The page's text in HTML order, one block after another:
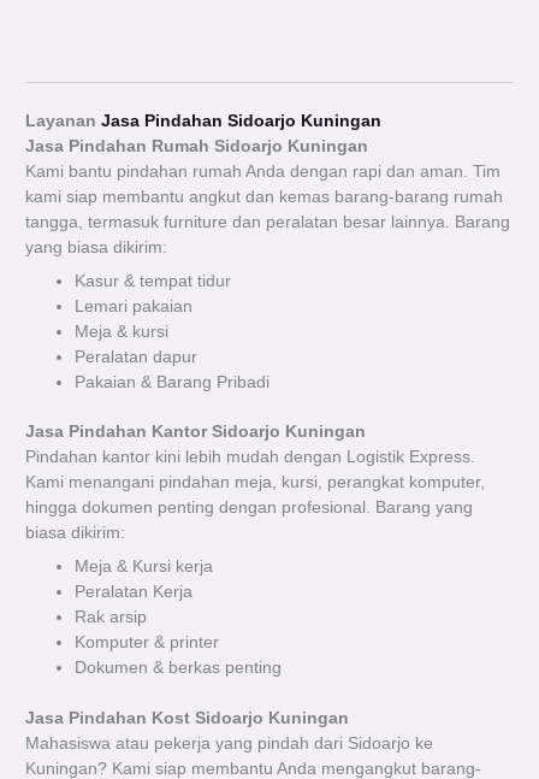
LayananJasa Pindahan Sidoarjo Kuningan
Jasa Pindahan Rumah Sidoarjo Kuningan
Kami bantu pindahan rumah Anda dengan rapi dan aman. Tim
kami siap membantu angkut dan kemas barang-barang rumah
tangga, termasuk furniture dan peralatan besar lainnya. Barang
yang biasa dikirim:
Kasur & tempat tidur
Lemari pakaian
Meja & kursi
Peralatan dapur
Pakaian & Barang Pribadi
Jasa Pindahan Kantor Sidoarjo Kuningan
Pindahan kantor kini lebih mudah dengan Logistik Express.
Kami menangani pindahan meja, kursi, perangkat komputer,
hingga dokumen penting dengan profesional. Barang yang
biasa dikirim:
Meja & Kursi kerja
Peralatan Kerja
Rak arsip
Komputer & printer
Dokumen & berkas penting
Jasa Pindahan Kost Sidoarjo Kuningan
Mahasiswa atau pekerja yang pindah dari Sidoarjo ke
Kuningan? Kami siap membantu Anda mengangkut barang-